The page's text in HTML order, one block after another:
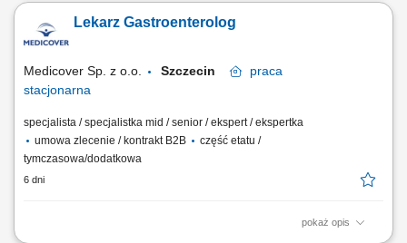
pozostaw nam swój kontakt (CV nie jest wymagane). Zadzwonimy w
celu doprecyzowania szczegółów. Jeśli posiadasz: tytuł lekarza
Lekarz Gastroenterolog
Medicover Sp. z o.o. Szczecin
praca
stacjonarna
specjalista / specjalistka mid / senior / ekspert / ekspertka
umowa zlecenie / kontrakt B2B
część etatu /
tymczasowa/dodatkowa
6 dni
pokaż opis